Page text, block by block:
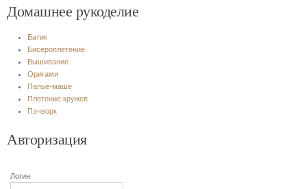
Домашнее рукоделие
Батик
Бисероплетение
Вышивание
Оригами
Папье-маше
Плетение кружев
Пэчворк
Авторизация
Логин